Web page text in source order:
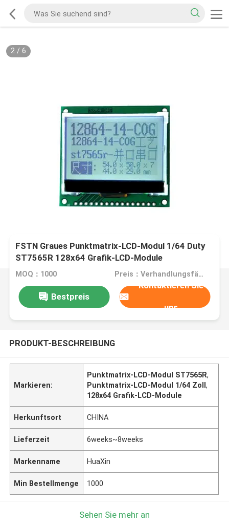
2/ 6
FSTN Graues Punktmatrix-LCD-Modul 1/64 Duty
ST7565R 128x64 Grafik-LCD-Module
MOQ：1000 Preis：Verhandlungsfähig
Bestpreis
Kontaktieren Sie
uns
PRODUKT-BESCHREIBUNG
Markieren:
Punktmatrix-LCD-Modul ST7565R,
Punktmatrix-LCD-Modul 1/64 Zoll,
128x64 Grafik-LCD-Module
Herkunftsort CHINA
Lieferzeit 6weeks~8weeks
Markenname HuaXin
Min Bestellmenge 1000
Sehen Sie mehr an